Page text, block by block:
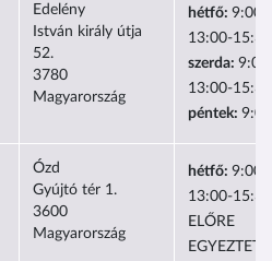
Edelény
István király útja
52.
3780
Magyarország
hétfő: 9:00-
13:00-15:30
szerda:
13:00-15:30
péntek:
Ózd
Gyújtó tér 1.
3600
Magyarország
hétfő: 9:00-
13:00-15:30
ELŐRE